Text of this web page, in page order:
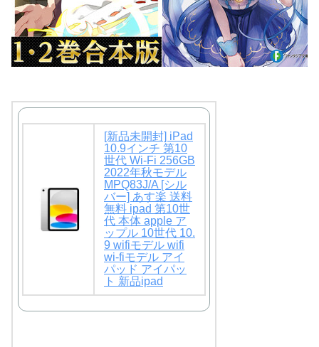
[新品未開封] iPad
10.9インチ 第10
世代 Wi-Fi 256GB
2022年秋モデル
MPQ83J/A [シル
バー] あす楽 送料
無料 ipad 第10世
代 本体 apple ア
ップル 10世代 10.
9 wifiモデル wifi
wi-fiモデル アイ
パッド アイパッ
ト 新品ipad